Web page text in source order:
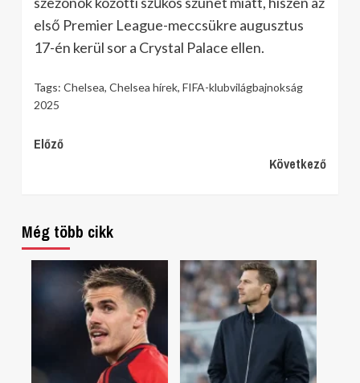
első Premier League-meccsükre augusztus
17-én kerül sor a Crystal Palace ellen.
Tags: Chelsea, Chelsea hírek, FIFA-klubvilágbajnokság
2025
Continue
Előző
Következő
Még több cikk